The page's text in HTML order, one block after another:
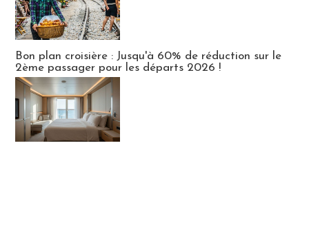
Bon plan croisière : Jusqu'à 60% de réduction sur le
2ème passager pour les départs 2026 !